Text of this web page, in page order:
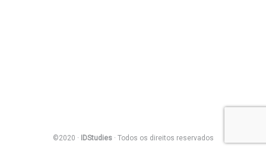
©2020 · IDStudies· Todos os direitos reservados